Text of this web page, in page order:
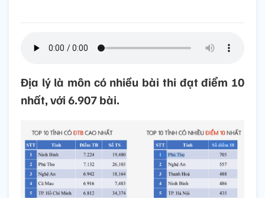
Địa lý là môn có nhiều bài thi đạt điểm 10
nhất, với 6.907 bài.